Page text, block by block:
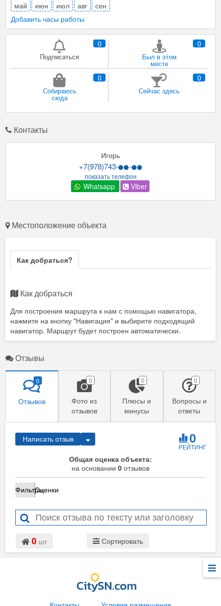
май
июн июл авг
сен
Добавить часы работы
0
Подписаться
0
Был в этом
месте
0
Собираюсь
сюда
0
Сейчас здесь
Контакты
Игорь
+7(978)743- -
показать телефон
Whatsapp Viber
Местоположение объекта
Как добраться?
Как добраться
Для построения маршрута к нам с помощью навигатора,
нажмите на кнопку "Навигация" и выбирите подходящий
навигатор. Маршрут будет построен автоматически.
Отзывы
Отзывов
0
Фото из
отзывов
0
Плюсы и
минусы
0
Вопросы и
ответы
0
Написать отзыв 0
РЕЙТИНГ
Общая оценка объекта:
на основании 0 отзывов
ФильтрыОценки
0 шт Сортировать